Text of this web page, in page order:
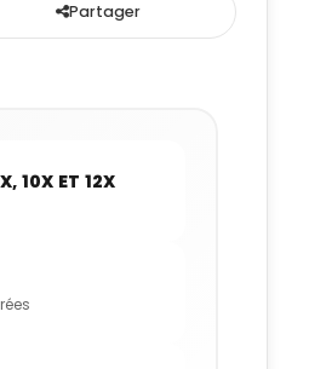
Partager
10X ET 12X